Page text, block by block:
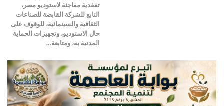
تفقدية مفاجئة لاستوديو مصر،
التابع للشركة القابضة للصناعات
الثقافية والسينمائية، للوقوف على
حال الاستوديو، وتجهيزات الحماية
المدنية به، ومتابعة…